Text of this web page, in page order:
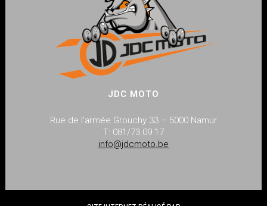
JDC MOTO
Rue de l’armée Grouchy 33 – 5000 Namur
T: 081/73 09 17
info@jdcmoto.be